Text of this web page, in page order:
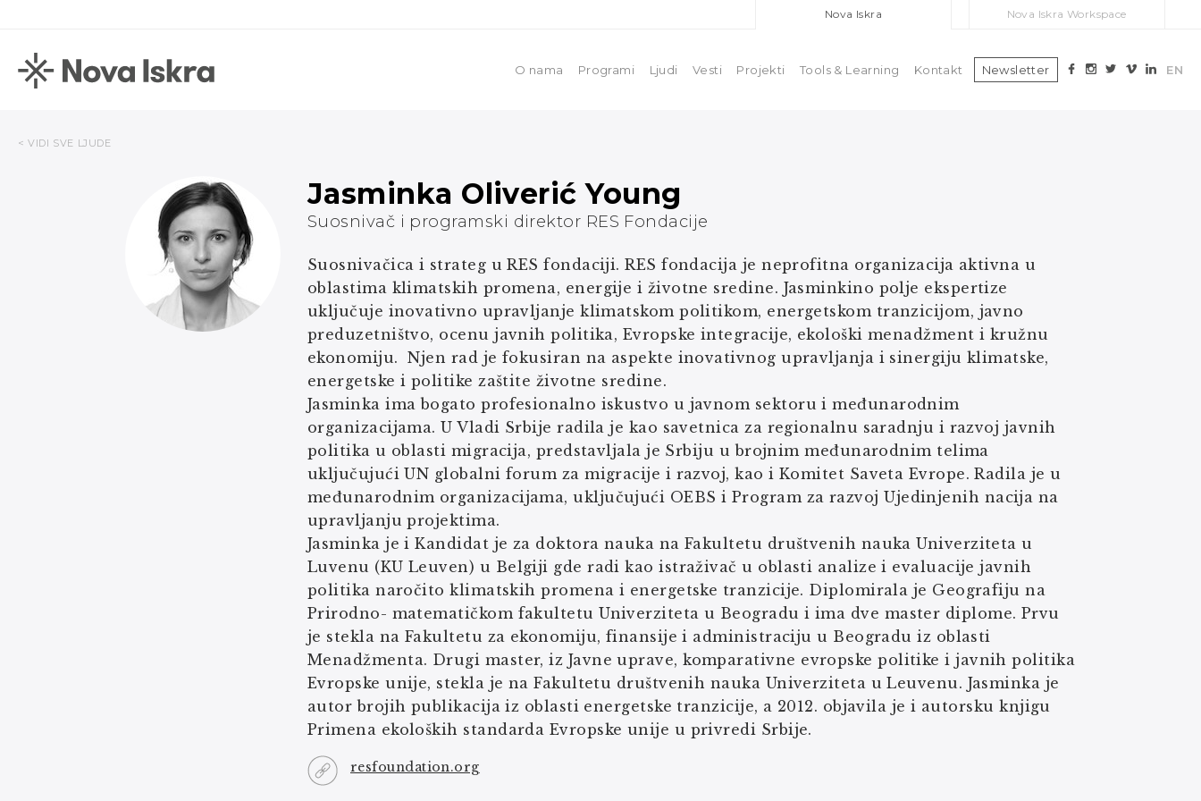
Nova Iskra Nova Iskra Workspace
O nama Programi Ljudi Vesti Projekti Tools & Learning Kontakt Newsletter EN
< VIDI SVE LJUDE
Jasminka Oliverić Young
Suosnivač i programski direktor RES Fondacije
Suosnivačica i strateg u RES fondaciji. RES fondacija je neprofitna organizacija aktivna u
oblastima klimatskih promena, energije i životne sredine. Jasminkino polje ekspertize
uključuje inovativno upravljanje klimatskom politikom, energetskom tranzicijom, javno
preduzetništvo, ocenu javnih politika, Evropske integracije, ekološki menadžment i kružnu
ekonomiju. Njen rad je fokusiran na aspekte inovativnog upravljanja i sinergiju klimatske,
energetske i politike zaštite životne sredine.
Jasminka ima bogato profesionalno iskustvo u javnom sektoru i međunarodnim
organizacijama. U Vladi Srbije radila je kao savetnica za regionalnu saradnju i razvoj javnih
politika u oblasti migracija, predstavljala je Srbiju u brojnim međunarodnim telima
uključujući UN globalni forum za migracije i razvoj, kao i Komitet Saveta Evrope. Radila je u
međunarodnim organizacijama, uključujući OEBS i Program za razvoj Ujedinjenih nacija na
upravljanju projektima.
Jasminka je i Kandidat je za doktora nauka na Fakultetu društvenih nauka Univerziteta u
Luvenu (KU Leuven) u Belgiji gde radi kao istraživač u oblasti analize i evaluacije javnih
politika naročito klimatskih promena i energetske tranzicije. Diplomirala je Geografiju na
Prirodno- matematičkom fakultetu Univerziteta u Beogradu i ima dve master diplome. Prvu
je stekla na Fakultetu za ekonomiju, finansije i administraciju u Beogradu iz oblasti
Menadžmenta. Drugi master, iz Javne uprave, komparativne evropske politike i javnih politika
Evropske unije, stekla je na Fakultetu društvenih nauka Univerziteta u Leuvenu. Jasminka je
autor brojih publikacija iz oblasti energetske tranzicije, a 2012. objavila je i autorsku knjigu
Primena ekoloških standarda Evropske unije u privredi Srbije.
resfoundation.org